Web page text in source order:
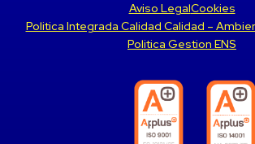
Aviso LegalCookies
Politica Integrada Calidad Calidad –
Politica Gestion ENS